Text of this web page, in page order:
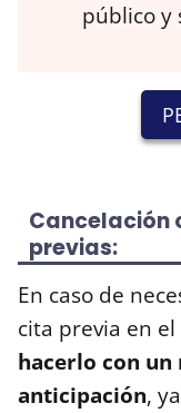
público y
Cancelación
previas:
En caso de
cita previa en el
hacerlo con un
anticipación,